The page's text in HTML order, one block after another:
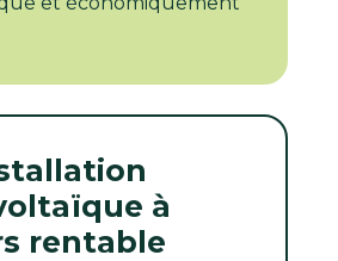
à
rentable